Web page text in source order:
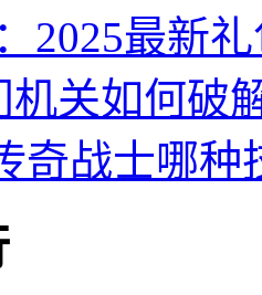
2025最新
机关如何破
奇战士哪